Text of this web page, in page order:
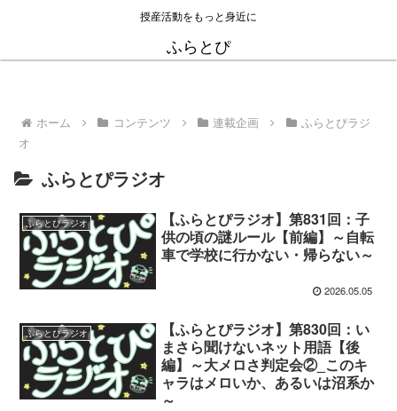
授産活動をもっと身近に
ふらとぴ
ホーム コンテンツ 連載企画
ふらとぴラジ
オ
ふらとぴラジオ
ふらとぴラジオ
【ふらとぴラジオ】第831回：子
供の頃の謎ルール【前編】～自転
車で学校に行かない・帰らない～
2026.05.05
ふらとぴラジオ
【ふらとぴラジオ】第830回：い
まさら聞けないネット用語【後
編】～大メロさ判定会②_このキ
ャラはメロいか、あるいは沼系か
～